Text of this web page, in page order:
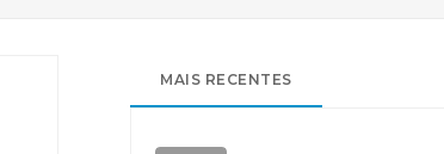
MAIS RECENTES